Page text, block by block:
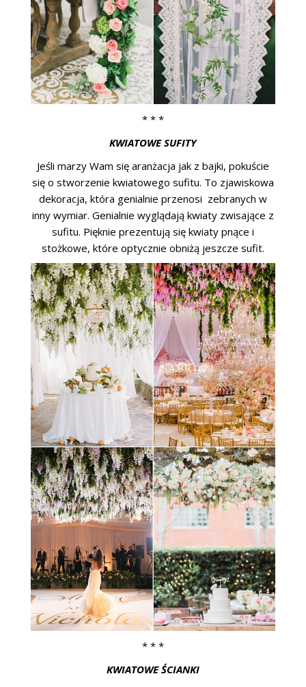
* * *
KWIATOWE SUFITY
Jeśli marzy Wam się aranżacja jak z bajki, pokuście
się o stworzenie kwiatowego sufitu. To zjawiskowa
dekoracja, która genialnie przenosi zebranych w
inny wymiar. Genialnie wyglądają kwiaty zwisające z
sufitu. Pięknie prezentują się kwiaty pnące i
stożkowe, które optycznie obniżą jeszcze sufit.
* * *
KWIATOWE ŚCIANKI